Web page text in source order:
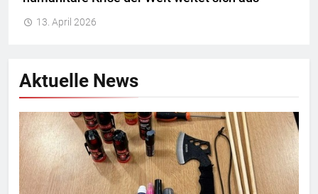
13. April 2026
Aktuelle News